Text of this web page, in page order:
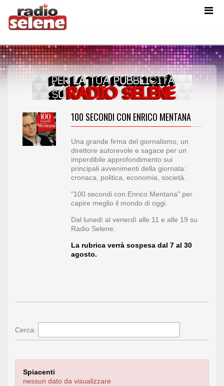
100 SECONDI CON ENRICO MENTANA
Una grande firma del giornalismo, un
direttore autorevole e sagace per un
imperdibile approfondimento sui
principali avvenimenti della giornata:
cronaca, politica, economia, società.
"100 secondi con Enrico Mentana" per
capire meglio il mondo di oggi.
Dal lunedì al venerdì alle 11 e alle 19 su
Radio Selene.
La rubrica verrà sospesa dal 7 al 30
agosto.
Cerca:
Spiacenti
nessun dato da visualizzare